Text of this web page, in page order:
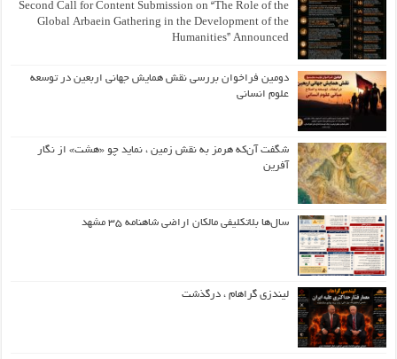
Second Call for Content Submission on “The Role of the
Global Arbaein Gathering in the Development of the
Humanities” Announced
دومین فراخوان بررسی نقش همایش جهانی اربعین در توسعه
علوم انسانی
شگفت آن‌که هرمز به نقش زمین ، نماید چو «هشت» از نگار
آفرین
سال‌ها بلاتکلیفی مالکان اراضی شاهنامه ۳۵ مشهد
لیندزی گراهام ، درگذشت